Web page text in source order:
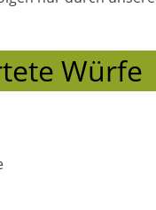
Würfe